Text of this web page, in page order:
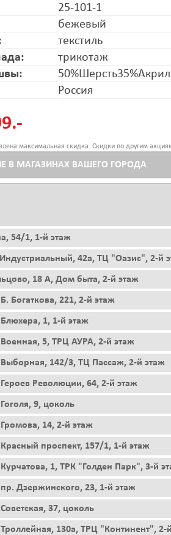
25-101-1
бежевый
текстиль
трикотаж
Россия
максимальная скидка. Скидки по другим
В МАГАЗИНАХ ВАШЕГО ГОРОДА
54/1, 1-й этаж
42а, ТЦ "Оазис", 2-й
18 А, Дом быта, 2-й этаж
Богаткова, 221, 2-й этаж
1, 1-й этаж
5, ТРЦ АУРА, 2-й этаж
142/3, ТЦ Пассаж, 2-й этаж
Революции, 64, 2-й этаж
9, цоколь
14, 2-й этаж
проспект, 157/1, 1-й этаж
1, ТРК "Голден Парк", 3-й
Дзержинского, 23, 1-й этаж
37, цоколь
130а, ТРЦ "Континент", 2-